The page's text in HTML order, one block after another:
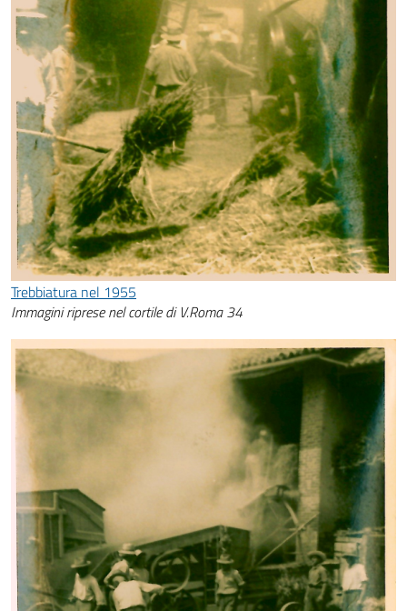
Trebbiatura nel 1955
Immagini riprese nel cortile di V.Roma 34